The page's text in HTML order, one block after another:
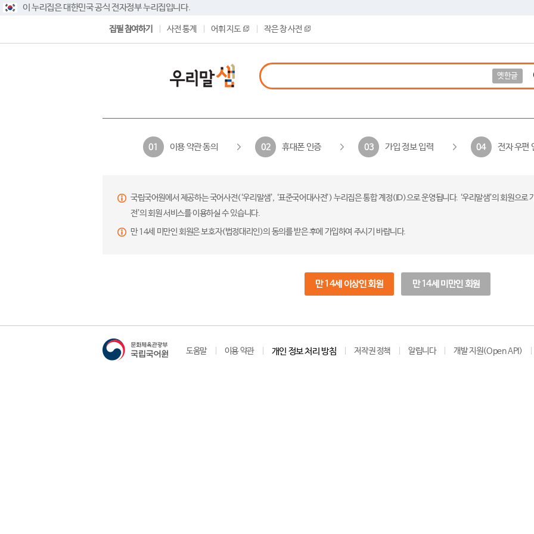
이 누리집은 대한민국 공식 전자정부 누리집입니다.
집필 참여하기 사전 통계 어휘 지도 작은 창 사전
옛한글
01 이용 약관 동의 02 휴대폰 인증 03 가입 정보 입력 04 전자 우편
국립국어원에서 제공하는 국어사전(‘우리말샘’, ‘표준국어대사전’) 누리집은 통합 계정(ID)으로 운영됩니다. ‘우리말샘’의 회원으
전’의 회원 서비스를 이용하실 수 있습니다.
만 14세 미만인 회원은 보호자(법정대리인)의 동의를 받은 후에 가입하여 주시기 바랍니다.
만 14세 이상인 회원 만 14세 미만인 회원
도움말 이용 약관 개인 정보 처리 방침 저작권 정책 알립니다 개발 지원(Open API)